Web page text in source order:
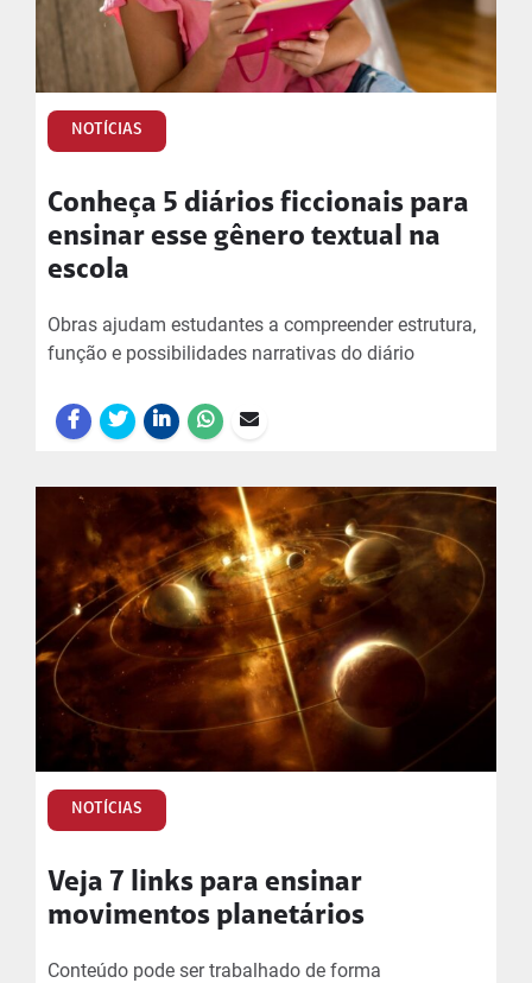
NOTÍCIAS
Conheça 5 diários ficcionais para
ensinar esse gênero textual na
escola
Obras ajudam estudantes a compreender estrutura,
função e possibilidades narrativas do diário
NOTÍCIAS
Veja 7 links para ensinar
movimentos planetários
Conteúdo pode ser trabalhado de forma